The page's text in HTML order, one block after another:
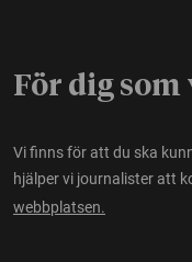
För dig
Vi finns för att du ska
hjälper vi journalister att
webbplatsen.